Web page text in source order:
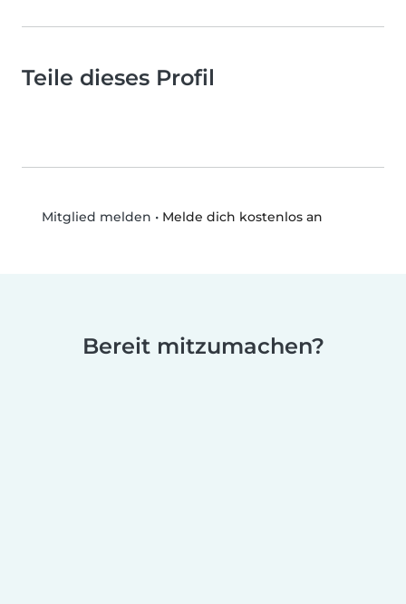
Teile dieses Profil
Mitglied melden • Melde dich kostenlos an
Bereit mitzumachen?